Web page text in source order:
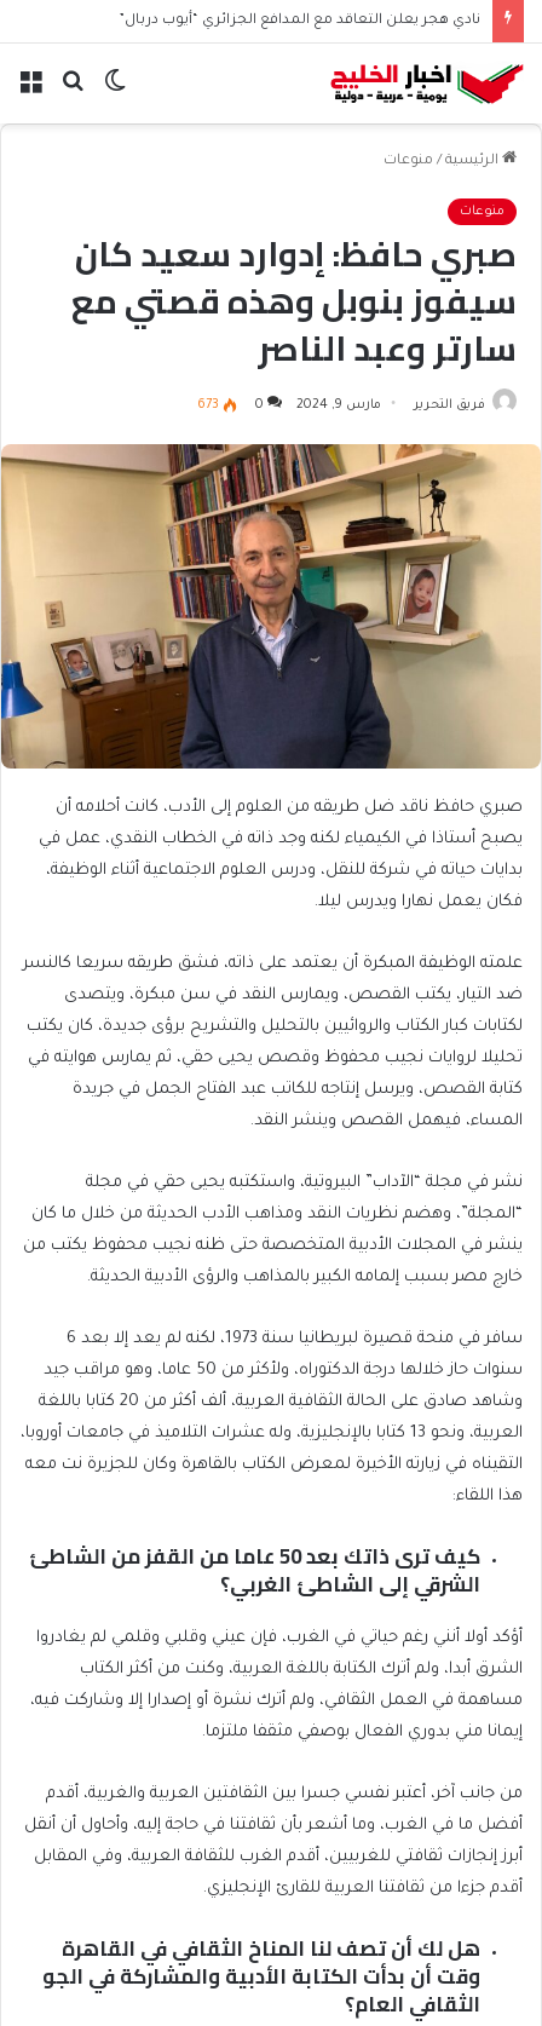
نادي هجر يعلن التعاقد مع المدافع الجزائري “أيوب دربال”
بحث الوضع
الرئيسية / منوعات
منوعات
صبري حافظ: إدوارد سعيد كان
سيفوز بنوبل وهذه قصتي مع
سارتر وعبد الناصر
فريق التحرير مارس 9, 2024 0
673
صبري حافظ ناقد ضل طريقه من العلوم إلى الأدب، كانت أحلامه أن
يصبح أستاذا في الكيمياء لكنه وجد ذاته في الخطاب النقدي، عمل في
بدايات حياته في شركة للنقل، ودرس العلوم الاجتماعية أثناء الوظيفة،
فكان يعمل نهارا ويدرس ليلا.
علمته الوظيفة المبكرة أن يعتمد على ذاته، فشق طريقه سريعا كالنسر
ضد التيار، يكتب القصص، ويمارس النقد في سن مبكرة، ويتصدى
لكتابات كبار الكتاب والروائيين بالتحليل والتشريح برؤى جديدة، كان يكتب
تحليلا لروايات نجيب محفوظ وقصص يحيى حقي، ثم يمارس هوايته في
كتابة القصص، ويرسل إنتاجه للكاتب عبد الفتاح الجمل في جريدة
المساء، فيهمل القصص وينشر النقد.
نشر في مجلة “الآداب” البيروتية، واستكتبه يحيى حقي في مجلة
“المجلة”، وهضم نظريات النقد ومذاهب الأدب الحديثة من خلال ما كان
ينشر في المجلات الأدبية المتخصصة حتى ظنه نجيب محفوظ يكتب من
خارج مصر بسبب إلمامه الكبير بالمذاهب والرؤى الأدبية الحديثة.
سافر في منحة قصيرة لبريطانيا سنة 1973، لكنه لم يعد إلا بعد 6
سنوات حاز خلالها درجة الدكتوراه، ولأكثر من 50 عاما، وهو مراقب جيد
وشاهد صادق على الحالة الثقافية العربية، ألف أكثر من 20 كتابا باللغة
العربية، ونحو 13 كتابا بالإنجليزية، وله عشرات التلاميذ في جامعات أوروبا،
التقيناه في زيارته الأخيرة لمعرض الكتاب بالقاهرة وكان للجزيرة نت معه
هذا اللقاء:
كيف ترى ذاتك بعد 50 عاما من القفز من الشاطئ
الشرقي إلى الشاطئ الغربي؟
أؤكد أولا أنني رغم حياتي في الغرب، فإن عيني وقلبي وقلمي لم يغادروا
الشرق أبدا، ولم أترك الكتابة باللغة العربية، وكنت من أكثر الكتاب
مساهمة في العمل الثقافي، ولم أترك نشرة أو إصدارا إلا وشاركت فيه،
إيمانا مني بدوري الفعال بوصفي مثقفا ملتزما.
من جانب آخر، أعتبر نفسي جسرا بين الثقافتين العربية والغربية، أقدم
أفضل ما في الغرب، وما أشعر بأن ثقافتنا في حاجة إليه، وأحاول أن أنقل
أبرز إنجازات ثقافتي للغربيين، أقدم الغرب للثقافة العربية، وفي المقابل
أقدم جزءا من ثقافتنا العربية للقارئ الإنجليزي.
هل لك أن تصف لنا المناخ الثقافي في القاهرة
وقت أن بدأت الكتابة الأدبية والمشاركة في الجو
الثقافي العام؟